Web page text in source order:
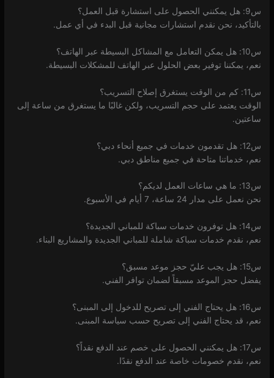
س9: هل يمكنني الحصول على استشارة قبل العمل؟
بالتأكيد، نحن نقدم استشارات مجانية قبل البدء في أي عمل.
س10: هل يمكن التعامل مع المشاكل البسيطة عبر الهاتف؟
نعم، يمكننا توفير بعض الحلول عبر الهاتف للمشكلات البسيطة.
س11: كم من الوقت يستغرق إصلاح التسريب؟
الوقت يعتمد على حجم التسريب، ولكن غالبًا ما يستغرق من ساعة إلى
ساعتين.
س12: هل تقدمون خدمات في جميع أنحاء دبي؟
نعم، خدماتنا متاحة في جميع مناطق دبي.
س13: ما هي ساعات العمل لديكم؟
نحن نعمل على مدار 24 ساعة، 7 أيام في الأسبوع.
س14: هل توفرون خدمات سباكة للمباني الجديدة؟
نعم، نقدم خدمات سباكة شاملة للمباني الجديدة والمشاريع البناء.
س15: هل يجب عليّ حجز موعد مسبق؟
يفضل حجز الموعد مسبقاً لضمان توافر الفني.
س16: هل يحتاج الفني إلى تصريح للدخول إلى المبنى؟
نعم، قد يحتاج الفني إلى تصريح حسب سياسة المبنى.
س17: هل يمكنني الحصول على خصم عند الدفع نقداً؟
نعم، نقدم خصومات خاصة عند الدفع نقدًا.